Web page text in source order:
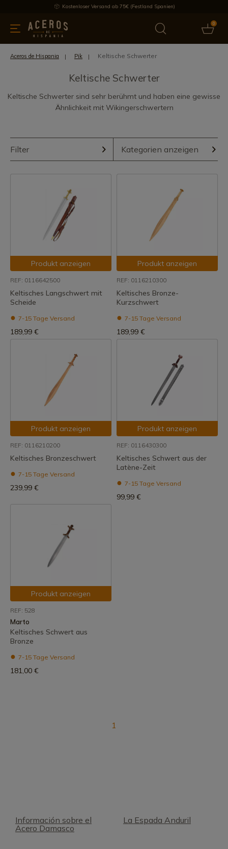
Kostenloser Versand ab 75€ (Festland Spanien)
0
Bietet Aktuelles Bestseller
Aceros de Hispania Pik Keltische Schwerter
Keltische Schwerter
Keltische Schwerter sind sehr berühmt und haben eine gewisse
Ähnlichkeit mit Wikingerschwertern
Filter Kategorien anzeigen
Produkt anzeigen
REF: 0116642500
Keltisches Langschwert mit
Scheide
7-15 Tage Versand
189,99 €
Produkt anzeigen
REF: 0116210300
Keltisches Bronze-
Kurzschwert
7-15 Tage Versand
189,99 €
Produkt anzeigen
REF: 0116210200
Keltisches Bronzeschwert
7-15 Tage Versand
239,99 €
Produkt anzeigen
REF: 0116430300
Keltisches Schwert aus der
Latène-Zeit
7-15 Tage Versand
99,99 €
Produkt anzeigen
REF: 528
Marto
Keltisches Schwert aus
Bronze
7-15 Tage Versand
181,00 €
1
Información sobre el
Acero Damasco
La Espada Anduril